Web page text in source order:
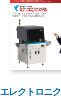
エレクトロニ